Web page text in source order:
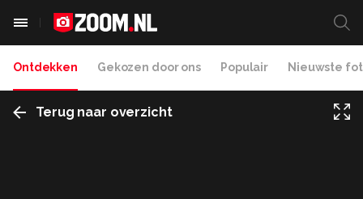
Ontdekken Gekozen door ons Populair Nieuwste
Terug naar overzicht